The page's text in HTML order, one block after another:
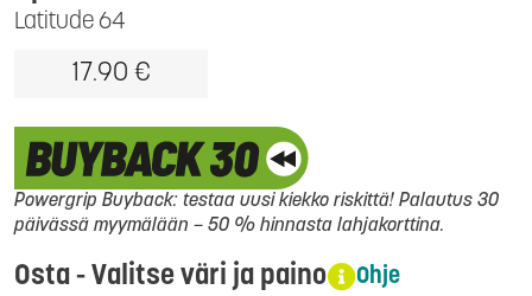
Latitude 64
17.90 €
Powergrip Buyback: testaa uusi kiekko riskittä! Palautus 30
päivässä myymälään – 50 % hinnasta lahjakorttina.
Osta - Valitse väri ja paino Ohje